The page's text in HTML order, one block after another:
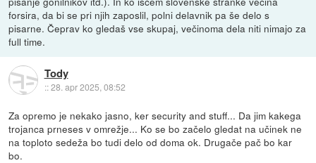
forsira, da bi se pri njih zaposlil, polni delavnik pa še delo s
pisarne. Čeprav ko gledaš vse skupaj, večinoma dela niti nimajo za
full time.
Tody
::28. apr 2025, 08:52
Za opremo je nekako jasno, ker security and stuff... Da jim kakega
trojanca prneses v omrežje... Ko se bo začelo gledat na učinek ne
na toploto sedeža bo tudi delo od doma ok. Drugače pač bo kar
bo.